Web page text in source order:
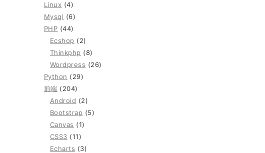
Linux (4)
Mysql (6)
PHP (44)
Ecshop (2)
Thinkphp (8)
Wordpress (26)
Python (29)
前端 (204)
Android (2)
Bootstrap (5)
Canvas (1)
CSS3 (11)
Echarts (3)